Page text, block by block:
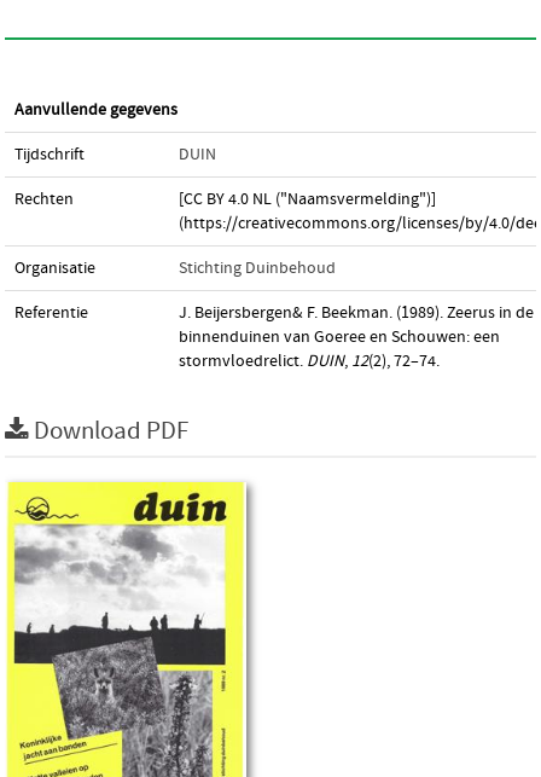
Aanvullende gegevens
Tijdschrift DUIN
Rechten
[CC BY 4.0 NL ("Naamsvermelding")]
(https://creativecommons.org/licenses/by/4.0/
Organisatie Stichting Duinbehoud
Referentie
J. Beijersbergen& F. Beekman. (1989). Zeerus in de
binnenduinen van Goeree en Schouwen: een
stormvloedrelict. DUIN, 12(2), 72–74.
Download PDF